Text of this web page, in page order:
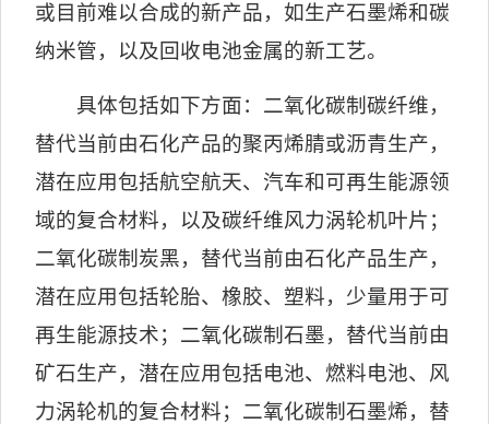
或目前难以合成的新产品，如生产石墨烯和碳
纳米管，以及回收电池金属的新工艺。
具体包括如下方面：二氧化碳制碳纤维，
替代当前由石化产品的聚丙烯腈或沥青生产，
潜在应用包括航空航天、汽车和可再生能源领
域的复合材料，以及碳纤维风力涡轮机叶片；
二氧化碳制炭黑，替代当前由石化产品生产，
潜在应用包括轮胎、橡胶、塑料，少量用于可
再生能源技术；二氧化碳制石墨，替代当前由
矿石生产，潜在应用包括电池、燃料电池、风
力涡轮机的复合材料；二氧化碳制石墨烯，替